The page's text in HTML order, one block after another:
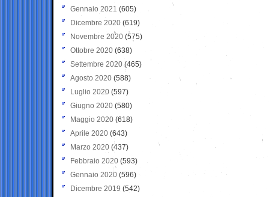
Gennaio 2021 (605)
Dicembre 2020 (619)
Novembre 2020 (575)
Ottobre 2020 (638)
Settembre 2020(465)
Agosto 2020 (588)
Luglio 2020 (597)
Giugno 2020 (580)
Maggio 2020 (618)
Aprile 2020 (643)
Marzo 2020 (437)
Febbraio 2020 (593)
Gennaio 2020 (596)
Dicembre 2019 (542)